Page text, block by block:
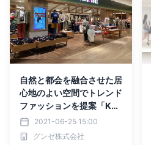
自然と都会を融合させた居
心地のよい空間でトレンド
ファッションを提案「KU
RANOSUKE（蔵之助） イ
ーアス高尾店」2021年6
2021-06-25 15:00
グンゼ株式会社